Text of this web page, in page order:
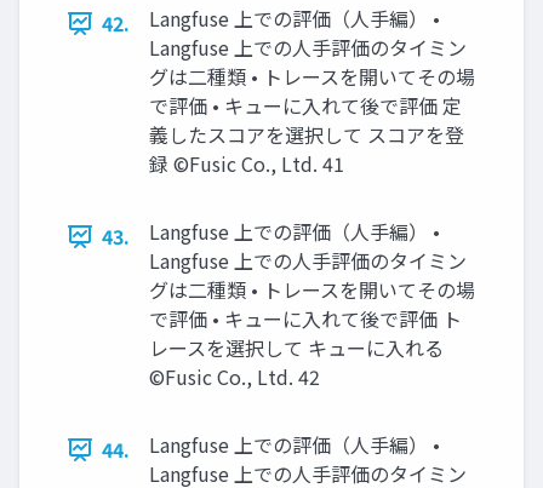
42.
Langfuse 上での評価（人手編） •
Langfuse 上での人手評価のタイミン
グは二種類 • トレースを開いてその場
で評価 • キューに入れて後で評価 定
義したスコアを選択して スコアを登
録 ©Fusic Co., Ltd. 41
43.
Langfuse 上での評価（人手編） •
Langfuse 上での人手評価のタイミン
グは二種類 • トレースを開いてその場
で評価 • キューに入れて後で評価 ト
レースを選択して キューに入れる
©Fusic Co., Ltd. 42
44.
Langfuse 上での評価（人手編） •
Langfuse 上での人手評価のタイミン